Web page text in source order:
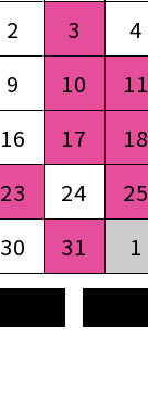
2 3 4
9 10 11
16 17 18
23 24 25
30 31 1